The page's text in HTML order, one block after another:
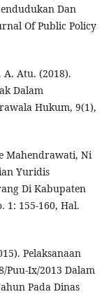
Dan
Of Public Policy
Atu. (2018).
Dalam
Hukum, 9(1),
Mahendrawati, Ni
Yuridis
Di Kabupaten
1: 155-160, Hal.
Pelaksanaan
Puu-Ix/2013 Dalam
Pada Dinas